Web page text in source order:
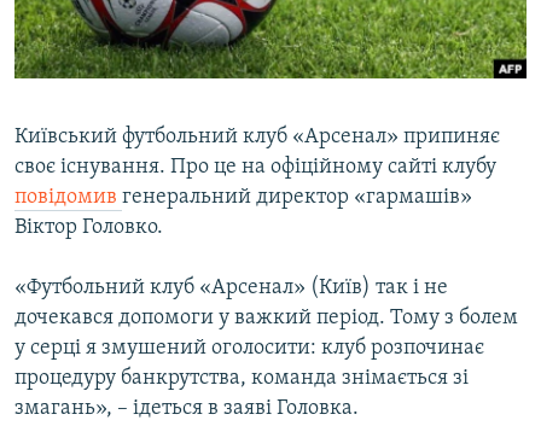
ВІДЕОУРОКИ «ELIFBE»
СВІДЧЕННЯ ОКУПАЦІЇ
ІНФОГРАФІКА
Русский
Qırımtatar
Київський футбольний клуб «Арсенал» припиняє
своє існування. Про це на офіційному сайті клубу
повідомив генеральний директор «гармашів»
Віктор Головко.
«Футбольний клуб «Арсенал» (Київ) так і не
дочекався допомоги у важкий період. Тому з болем
у серці я змушений оголосити: клуб розпочинає
процедуру банкрутства, команда знімається зі
змагань», – ідеться в заяві Головка.